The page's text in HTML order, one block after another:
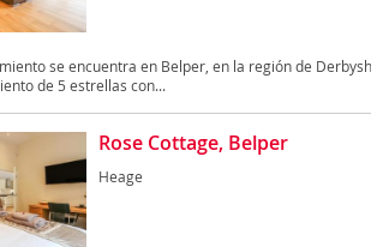
se encuentra en Belper, en la región de
de 5 estrellas con...
Rose Cottage, Belper
Heage